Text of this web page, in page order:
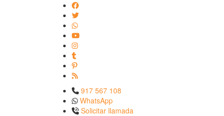
917 567 108
WhatsApp
Solicitar llamada